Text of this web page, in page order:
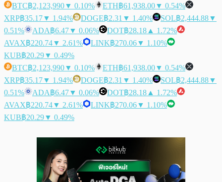
BTC฿2,123,990▼ 0.10% ETH฿61,938.00▼ 0.54%
XRP฿35.17▼ 1.94% DOGE฿2.31 ▼ 1.40% SOL฿2,444.88▼
0.51%
ADA฿6.47▼ 0.06% DOT฿28.18 ▲ 1.72%
AVAX฿220.74▼ 2.61% LINK฿270.06▼ 1.10%
KUB฿20.29▼ 0.49%
BTC฿2,123,990▼ 0.10% ETH฿61,938.00▼ 0.54%
XRP฿35.17▼ 1.94% DOGE฿2.31 ▼ 1.40% SOL฿2,444.88▼
0.51%
ADA฿6.47▼ 0.06% DOT฿28.18 ▲ 1.72%
AVAX฿220.74▼ 2.61% LINK฿270.06▼ 1.10%
KUB฿20.29▼ 0.49%